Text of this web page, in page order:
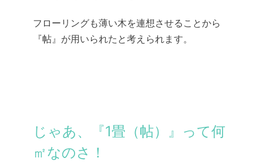
フローリングも薄い木を連想させることから
『帖』が用いられたと考えられます。
じゃあ、『1畳（帖）』って何
㎡なのさ！